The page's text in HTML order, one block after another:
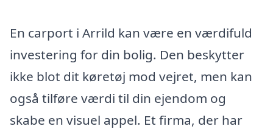
En carport i Arrild kan være en værdifuld
investering for din bolig. Den beskytter
ikke blot dit køretøj mod vejret, men kan
også tilføre værdi til din ejendom og
skabe en visuel appel. Et firma, der har